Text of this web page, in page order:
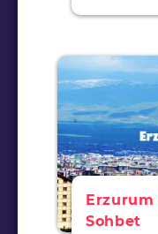
Erzurum
Sohbet